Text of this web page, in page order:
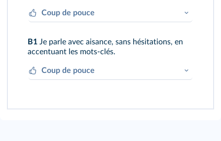
Coup de pouce
déjà fait. Je peux décrire une expérience
en particulier avec le preterit.
B1 Je parle avec aisance, sans hésitations, en
accentuant les mots-clés.
Coup de pouce
et je m'entraine à les répéter avant